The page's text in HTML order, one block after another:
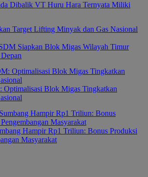
Dibalik VT Huru Hara Ternyata Miliki
Siapkan Blok Migas Wilayah Timur
Optimalisasi Blok Migas Tingkatkan
Hampir Rp1 Triliun: Bonus Produksi
Masyarakat